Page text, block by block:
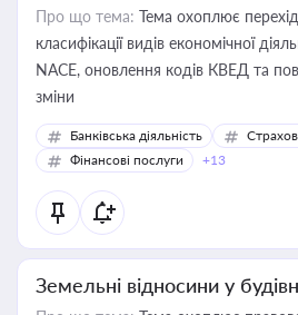
Про що тема: Тема охоплює
класифікації видів економічної
NACE, оновлення кодів КВЕД та
зміни
Банківська діяльність
Фінансові послуги
+13
Земельні відносини у